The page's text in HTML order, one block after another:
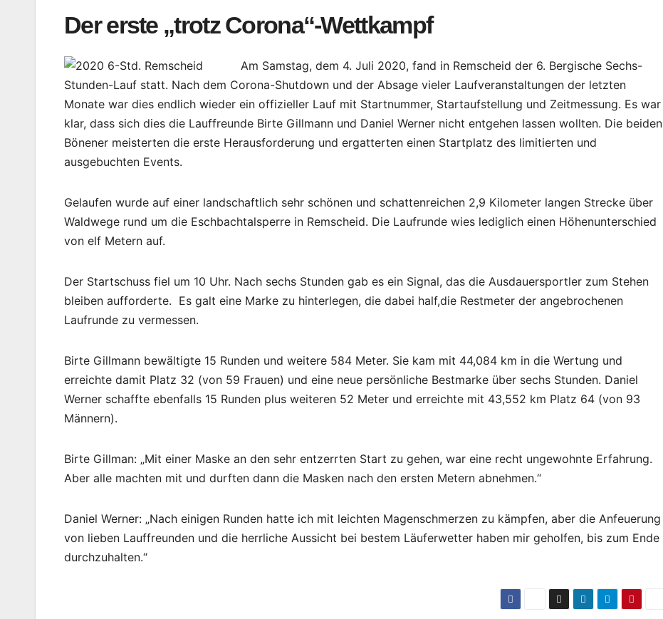
Der erste „trotz Corona“-Wettkampf
Am Samstag, dem 4. Juli 2020, fand in Remscheid der 6. Bergische Sechs-
Stunden-Lauf statt. Nach dem Corona-Shutdown und der Absage vieler Laufveranstaltungen der letzten
Monate war dies endlich wieder ein offizieller Lauf mit Startnummer, Startaufstellung und Zeitmessung. Es war
klar, dass sich dies die Lauffreunde Birte Gillmann und Daniel Werner nicht entgehen lassen wollten. Die beiden
Bönener meisterten die erste Herausforderung und ergatterten einen Startplatz des limitierten und
ausgebuchten Events.
Gelaufen wurde auf einer landschaftlich sehr schönen und schattenreichen 2,9 Kilometer langen Strecke über
Waldwege rund um die Eschbachtalsperre in Remscheid. Die Laufrunde wies lediglich einen Höhenunterschied
von elf Metern auf.
Der Startschuss fiel um 10 Uhr. Nach sechs Stunden gab es ein Signal, das die Ausdauersportler zum Stehen
bleiben aufforderte. Es galt eine Marke zu hinterlegen, die dabei half,die Restmeter der angebrochenen
Laufrunde zu vermessen.
Birte Gillmann bewältigte 15 Runden und weitere 584 Meter. Sie kam mit 44,084 km in die Wertung und
erreichte damit Platz 32 (von 59 Frauen) und eine neue persönliche Bestmarke über sechs Stunden. Daniel
Werner schaffte ebenfalls 15 Runden plus weiteren 52 Meter und erreichte mit 43,552 km Platz 64 (von 93
Männern).
Birte Gillman: „Mit einer Maske an den sehr entzerrten Start zu gehen, war eine recht ungewohnte Erfahrung.
Aber alle machten mit und durften dann die Masken nach den ersten Metern abnehmen.“
Daniel Werner: „Nach einigen Runden hatte ich mit leichten Magenschmerzen zu kämpfen, aber die Anfeuerung
von lieben Lauffreunden und die herrliche Aussicht bei bestem Läuferwetter haben mir geholfen, bis zum Ende
durchzuhalten.“